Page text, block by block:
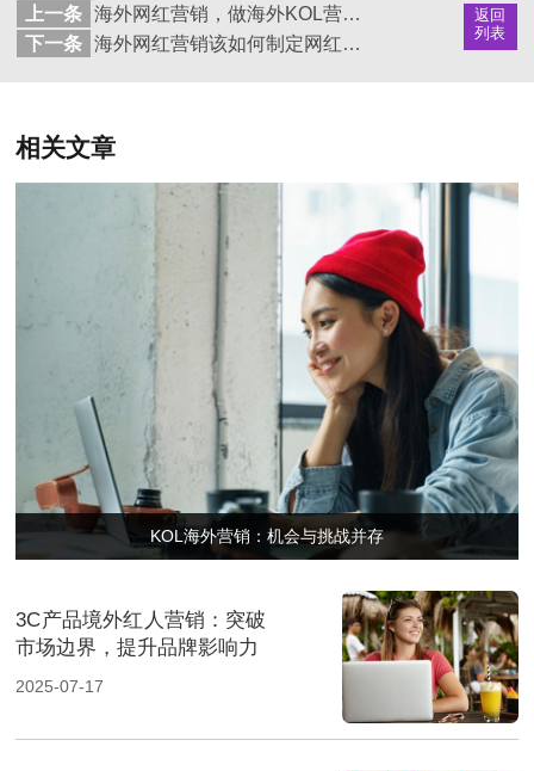
返回
列表
上一条
海外网红营销，做海外KOL营销优势有哪些？
下一条
海外网红营销该如何制定网红营销策略呢？
相关文章
KOL海外营销：机会与挑战并存
3C产品境外红人营销：突破
市场边界，提升品牌影响力
2025-07-17